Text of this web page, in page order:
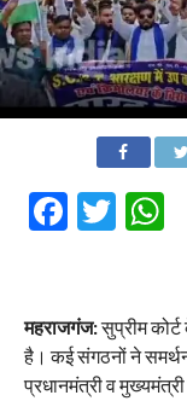
महराजगंज:सुप्रीम
है। कई संगठनों ने
प्रधानमंत्री व